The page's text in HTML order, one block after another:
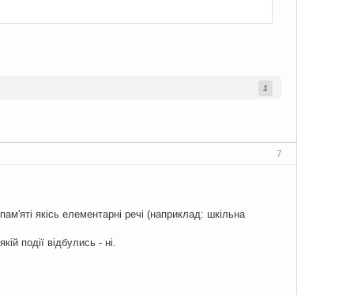
1
7
якісь елементарні речі (наприклад: шкільна
події відбулись - ні.